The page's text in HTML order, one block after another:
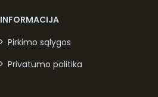
INFORMACIJA
Pirkimo sąlygos
Privatumo politika